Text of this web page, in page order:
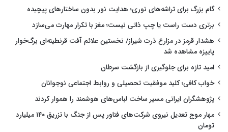
گام بزرگ برای تراشه‌های نوری؛ هدایت نور بدون ساختارهای پیچیده
برتری دست راست یا چپ ذاتی نیست؛ مغز با تکرار مهارت می‌سازد
هشدار قرمز در مزارع ذرت شیراز/ نخستین علائم آفت قرنطینه‌ای برگ‌خوار
پاییزه مشاهده شد
امید تازه برای جلوگیری از بازگشت سرطان
خواب کافی؛ کلید موفقیت تحصیلی و روابط اجتماعی نوجوانان
پژوهشگران ایرانی مسیر ساخت لباس‌های هوشمند را هموار کردند
مهار موج تعدیل نیروی شرکت‌های فناور پس از جنگ با تزریق ۱۴۰ میلیارد
تومان